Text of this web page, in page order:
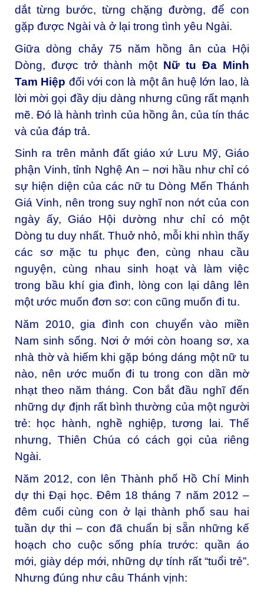
dắt từng bước, từng chặng đường, để con
gặp được Ngài và ở lại trong tình yêu Ngài.
Giữa dòng chảy 75 năm hồng ân của Hội
Dòng, được trở thành một Nữ tu Đa Minh
Tam Hiệp đối với con là một ân huệ lớn lao, là
lời mời gọi đầy dịu dàng nhưng cũng rất mạnh
mẽ. Đó là hành trình của hồng ân, của tín thác
và của đáp trả.
Sinh ra trên mảnh đất giáo xứ Lưu Mỹ, Giáo
phận Vinh, tỉnh Nghệ An – nơi hầu như chỉ có
sự hiện diện của các nữ tu Dòng Mến Thánh
Giá Vinh, nên trong suy nghĩ non nớt của con
ngày ấy, Giáo Hội dường như chỉ có một
Dòng tu duy nhất. Thuở nhỏ, mỗi khi nhìn thấy
các sơ mặc tu phục đen, cùng nhau cầu
nguyện, cùng nhau sinh hoạt và làm việc
trong bầu khí gia đình, lòng con lại dâng lên
một ước muốn đơn sơ: con cũng muốn đi tu.
Năm 2010, gia đình con chuyển vào miền
Nam sinh sống. Nơi ở mới còn hoang sơ, xa
nhà thờ và hiếm khi gặp bóng dáng một nữ tu
nào, nên ước muốn đi tu trong con dần mờ
nhạt theo năm tháng. Con bắt đầu nghĩ đến
những dự định rất bình thường của một người
trẻ: học hành, nghề nghiệp, tương lai. Thế
nhưng, Thiên Chúa có cách gọi của riêng
Ngài.
Năm 2012, con lên Thành phố Hồ Chí Minh
dự thi Đại học. Đêm 18 tháng 7 năm 2012 –
đêm cuối cùng con ở lại thành phố sau hai
tuần dự thi – con đã chuẩn bị sẵn những kế
hoạch cho cuộc sống phía trước: quần áo
mới, giày dép mới, những dự tính rất “tuổi trẻ”.
Nhưng đúng như câu Thánh vịnh: